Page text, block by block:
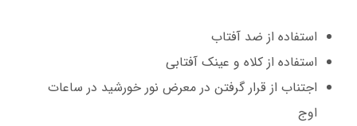
استفاده از ضد آفتاب
استفاده از کلاه و عینک آفتابی
اجتناب از قرار گرفتن در معرض نور خورشید در ساعات
اوج